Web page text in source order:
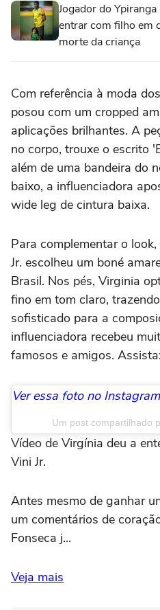
Jogador do
entrar com filho em
morte da criança
Com referência à moda
posou com um cropped
aplicações brilhantes. A
no corpo, trouxe o escrito
além de uma bandeira do
baixo, a influenciadora
wide leg de cintura baixa.
Para complementar o
Jr. escolheu um boné
Brasil. Nos pés, Virginia
fino em tom claro,
sofisticado para a
influenciadora recebeu
famosos e amigos. Assista:
Ver essa foto no Instagram
Um post compartilhado
Vídeo de Virgínia deu a
Vini Jr.
Antes mesmo de ganhar
um comentários de
Fonseca j...
Veja mais